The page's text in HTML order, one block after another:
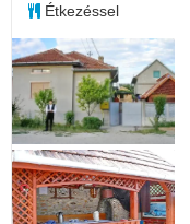
Étkezéssel